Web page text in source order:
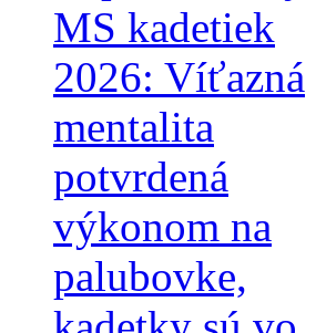
MS kadetiek
2026: Víťazná
mentalita
potvrdená
výkonom na
palubovke,